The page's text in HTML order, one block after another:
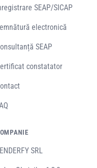
SEAP/SICAP
electronică
SEAP
constatator
SRL